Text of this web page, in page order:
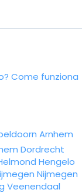
Come funziona
Arnhem
Dordrecht
Hengelo
Nijmegen
Veenendaal